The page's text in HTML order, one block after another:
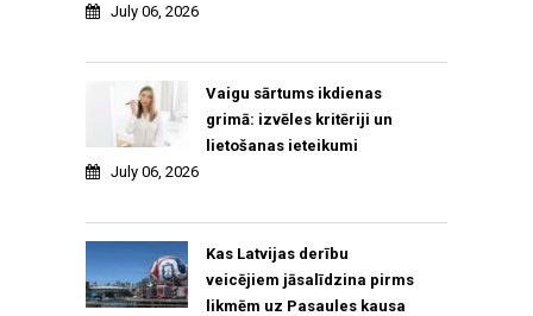
July 06, 2026
Vaigu sārtums ikdienas
grimā: izvēles kritēriji un
lietošanas ieteikumi
July 06, 2026
Kas Latvijas derību
veicējiem jāsalīdzina pirms
likmēm uz Pasaules kausa